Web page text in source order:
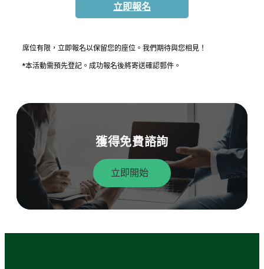
立即報名
席位有限，立即報名以保留您的座位。我們期待與您相見！
*本活動需預先登記。成功報名後將寄送確認郵件。
獲得免費諮詢
立即開始